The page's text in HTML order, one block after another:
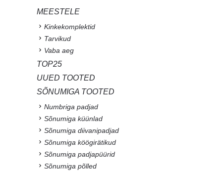
MEESTELE
Kinkekomplektid
Tarvikud
Vaba aeg
TOP25
UUED TOOTED
SÕNUMIGA TOOTED
Numbriga padjad
Sõnumiga küünlad
Sõnumiga diivanipadjad
Sõnumiga köögirätikud
Sõnumiga padjapüürid
Sõnumiga põlled